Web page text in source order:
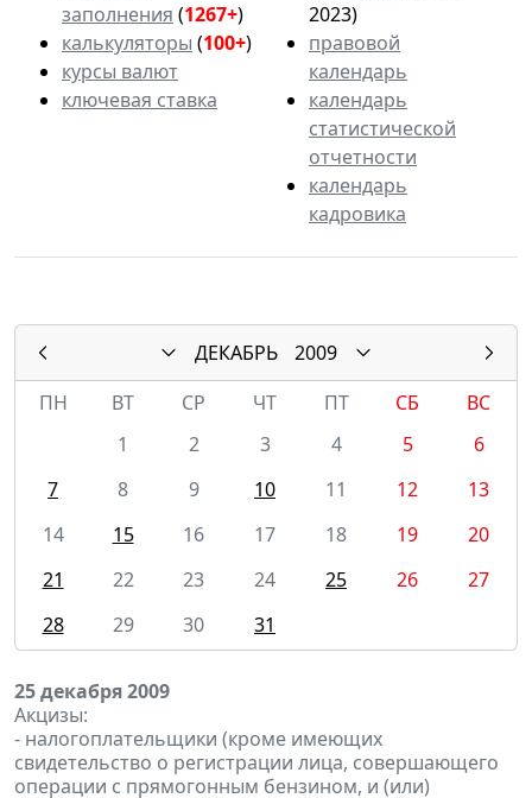
заполнения (1267+)
калькуляторы (100+)
курсы валют
ключевая ставка
2023)
правовой
календарь
календарь
статистической
отчетности
календарь
кадровика
ДЕКАБРЬ
2009
ПН
ВТ СР ЧТ ПТ СБ
ВС
1
2 3 4 5
6
7
8 9 10 11 12
13
14
15 16 17 18 19
20
21
22 23 24 25 26
27
28
29 30 31
25 декабря 2009
Акцизы:
- налогоплательщики (кроме имеющих
свидетельство о регистрации лица, совершающего
операции с прямогонным бензином, и (или)